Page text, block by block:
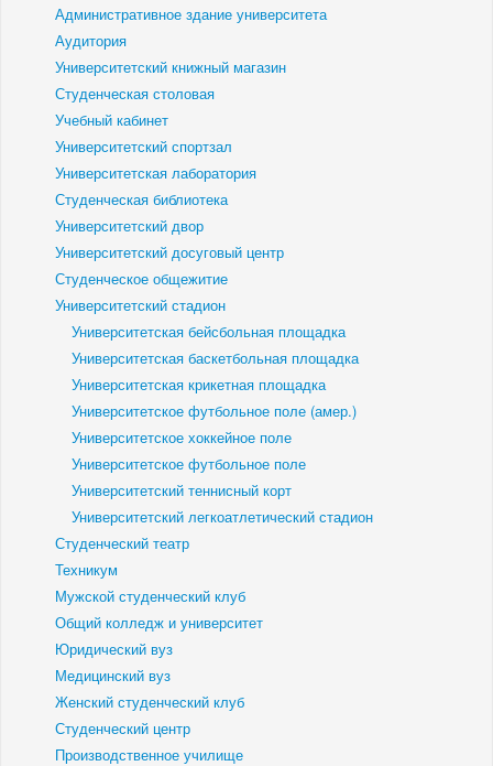
Административное здание университета
Аудитория
Университетский книжный магазин
Студенческая столовая
Учебный кабинет
Университетский спортзал
Университетская лаборатория
Студенческая библиотека
Университетский двор
Университетский досуговый центр
Студенческое общежитие
Университетский стадион
Университетская бейсбольная площадка
Университетская баскетбольная площадка
Университетская крикетная площадка
Университетское футбольное поле (амер.)
Университетское хоккейное поле
Университетское футбольное поле
Университетский теннисный корт
Университетский легкоатлетический стадион
Студенческий театр
Техникум
Мужской студенческий клуб
Общий колледж и университет
Юридический вуз
Медицинский вуз
Женский студенческий клуб
Студенческий центр
Производственное училище